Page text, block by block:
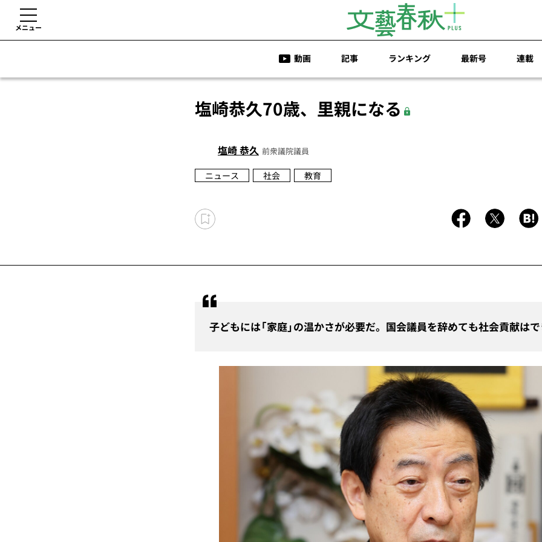
メニュー
動画 記事 ランキング 最新号 連載
塩崎恭久70歳、里親になる
塩崎 恭久 前衆議院議員
ニュース 社会 教育
子どもには「家庭」の温かさが必要だ。国会議員を辞めても社会貢献は